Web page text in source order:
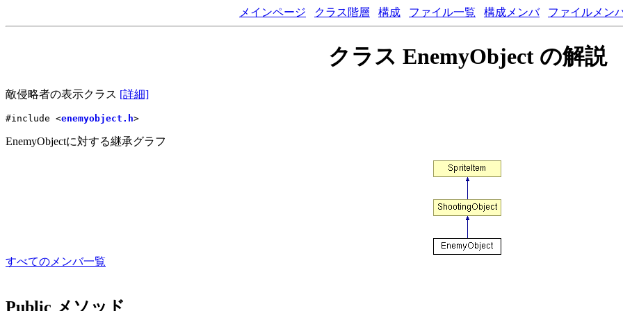
メインページ クラス階層 構成 ファイル一覧 構成メンバ ファイルメン
クラス EnemyObject の解説
敵侵略者の表示クラス [詳細]
#include <enemyobject.h>
EnemyObjectに対する継承グラフ
すべてのメンバ一覧
Public メソッド